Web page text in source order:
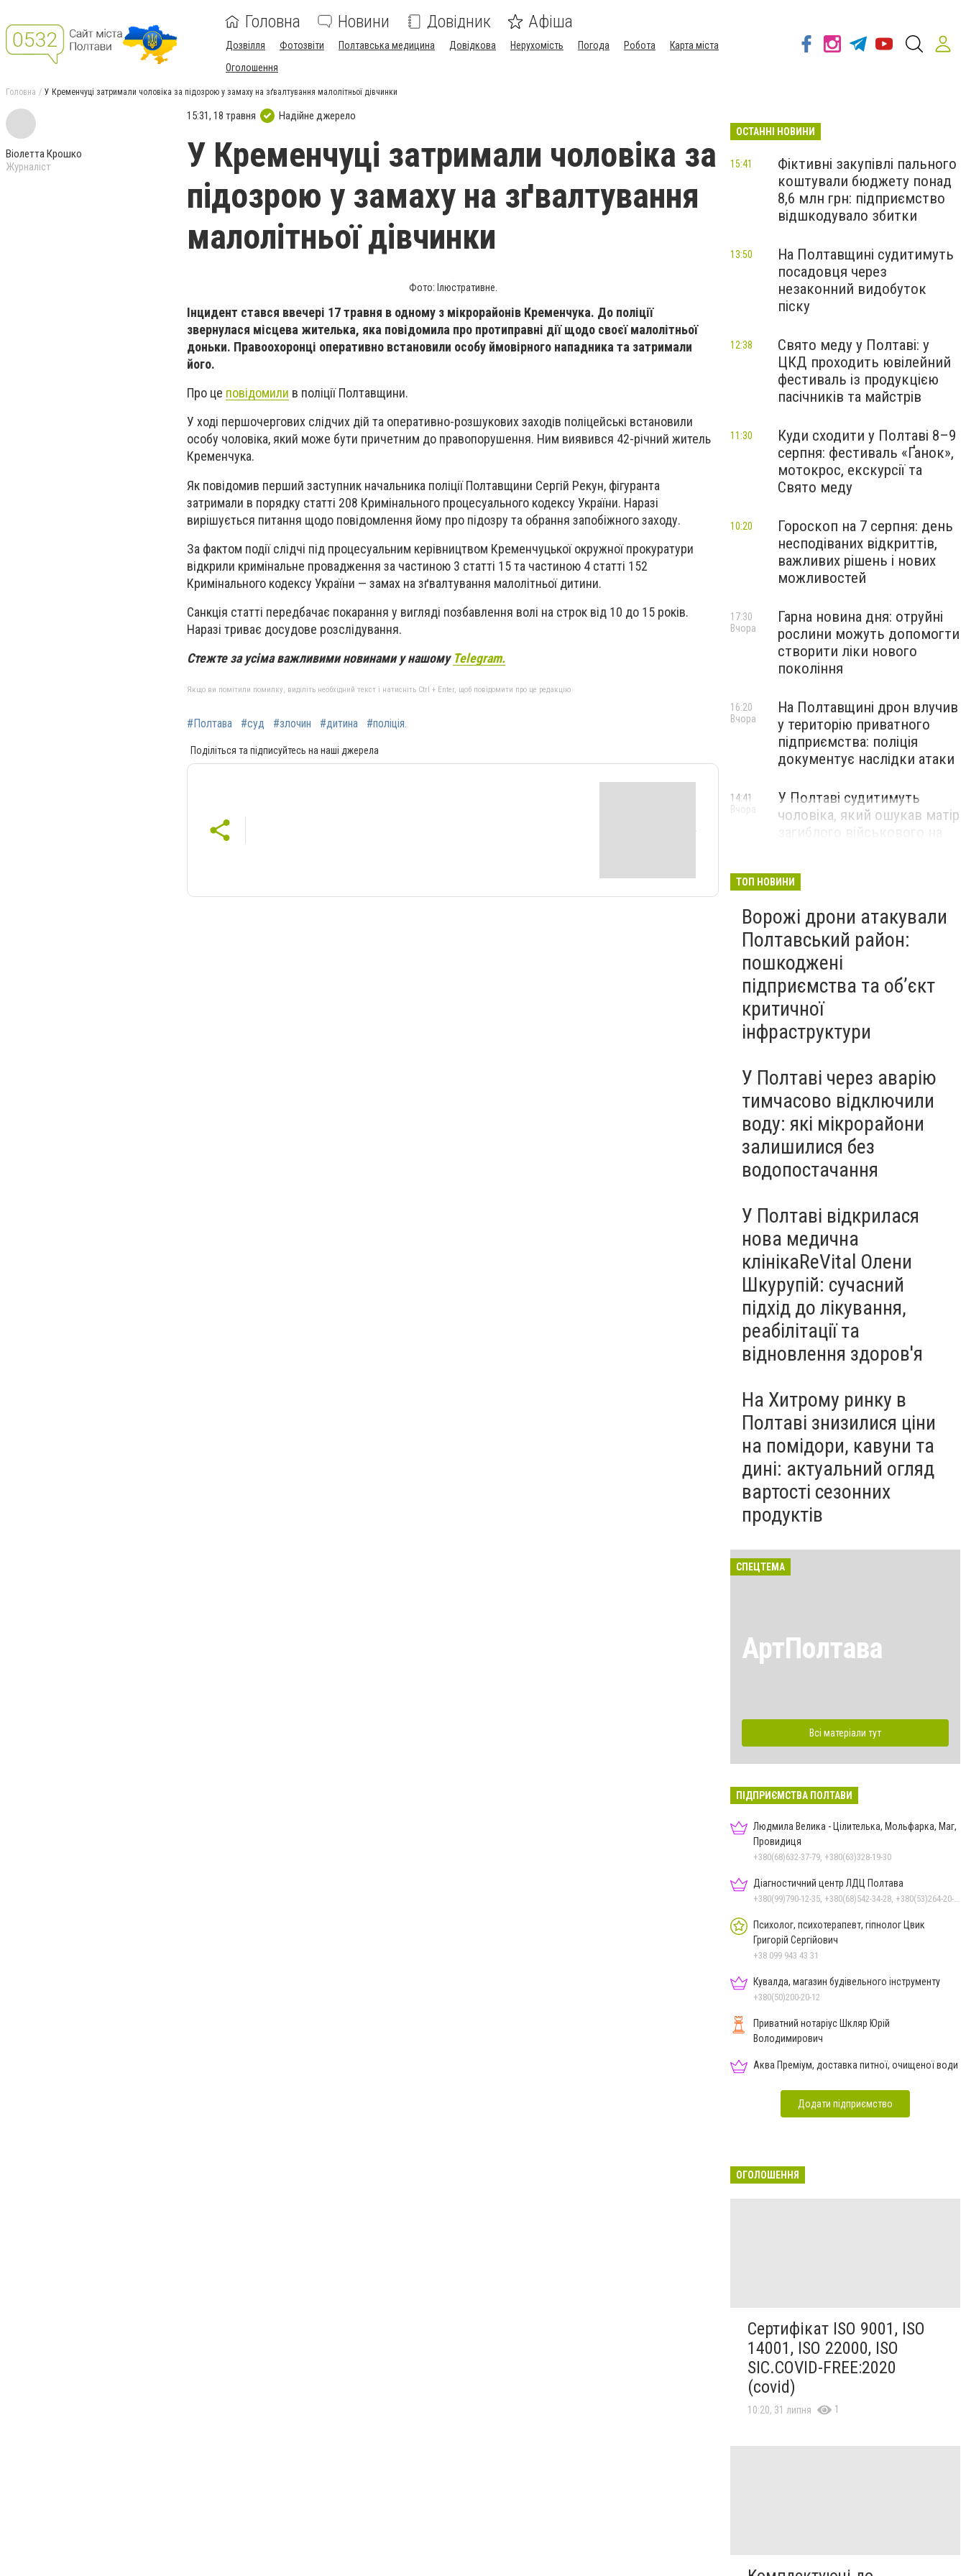
Головна Новини Довідник Афіша
Дозвілля Фотозвіти Полтавська медицина Довідкова Нерухомість Погода Робота
Карта міста
Оголошення
Головна У Кременчуці затримали чоловіка за підозрою у замаху на зґвалтування малолітньої дівчинки
Віолетта Крошко
Журналіст
15:31, 18 травня Надійне джерело
У Кременчуці затримали чоловіка за
підозрою у замаху на зґвалтування
малолітньої дівчинки
Фото: Ілюстративне.
Інцидент стався ввечері 17 травня в одному з мікрорайонів Кременчука. До поліції
звернулася місцева жителька, яка повідомила про протиправні дії щодо своєї малолітньої
доньки. Правоохоронці оперативно встановили особу ймовірного нападника та затримали
його.
Про це повідомили в поліції Полтавщини.
У ході першочергових слідчих дій та оперативно-розшукових заходів поліцейські встановили
особу чоловіка, який може бути причетним до правопорушення. Ним виявився 42-річний житель
Кременчука.
Як повідомив перший заступник начальника поліції Полтавщини Сергій Рекун, фігуранта
затримали в порядку статті 208 Кримінального процесуального кодексу України. Наразі
вирішується питання щодо повідомлення йому про підозру та обрання запобіжного заходу.
За фактом події слідчі під процесуальним керівництвом Кременчуцької окружної прокуратури
відкрили кримінальне провадження за частиною 3 статті 15 та частиною 4 статті 152
Кримінального кодексу України — замах на зґвалтування малолітньої дитини.
Санкція статті передбачає покарання у вигляді позбавлення волі на строк від 10 до 15 років.
Наразі триває досудове розслідування.
Стежте за усіма важливими новинами у нашому Telegram.
Якщо ви помітили помилку, виділіть необхідний текст і натисніть Ctrl + Enter, щоб повідомити про це редакцію
#Полтава #суд #злочин #дитина #поліція.
Поділіться та підписуйтесь на наші джерела
ОСТАННІ НОВИНИ
Фіктивні закупівлі пального
коштували бюджету понад
8,6 млн грн: підприємство
відшкодувало збитки
15:41
На Полтавщині судитимуть
посадовця через
незаконний видобуток
піску
13:50
Свято меду у Полтаві: у
ЦКД проходить ювілейний
фестиваль із продукцією
пасічників та майстрів
12:38
Куди сходити у Полтаві 8–9
серпня: фестиваль «Ґанок»,
мотокрос, екскурсії та
Свято меду
11:30
Гороскоп на 7 серпня: день
несподіваних відкриттів,
важливих рішень і нових
можливостей
10:20
Гарна новина дня: отруйні
рослини можуть допомогти
створити ліки нового
покоління
17:30
Вчора
На Полтавщині дрон влучив
у територію приватного
підприємства: поліція
документує наслідки атаки
16:20
Вчора
У Полтаві судитимуть
чоловіка, який ошукав матір
загиблого військового на
14:41
Вчора
ТОП НОВИНИ
Ворожі дрони атакували
Полтавський район:
пошкоджені
підприємства та об’єкт
критичної
інфраструктури
У Полтаві через аварію
тимчасово відключили
воду: які мікрорайони
залишилися без
водопостачання
У Полтаві відкрилася
нова медична
клінікаReVital Олени
Шкурупій: сучасний
підхід до лікування,
реабілітації та
відновлення здоров'я
На Хитрому ринку в
Полтаві знизилися ціни
на помідори, кавуни та
дині: актуальний огляд
вартості сезонних
продуктів
СПЕЦТЕМА
АртПолтава
Всі матеріали тут
ПІДПРИЄМСТВА ПОЛТАВИ
Людмила Велика - Цілителька, Мольфарка, Маг,
Провидиця
+380(68)632-37-79, +380(63)328-19-30
Діагностичний центр ЛДЦ Полтава
Психолог, психотерапевт, гіпнолог Цвик
Григорій Сергійович
+38 099 943 43 31
Кувалда, магазин будівельного інструменту
+380(50)200-20-12
Приватний нотаріус Шкляр Юрій
Володимирович
Аква Преміум, доставка питної, очищеної води
Додати підприємство
ОГОЛОШЕННЯ
Сертифікат ISO 9001, ISO
14001, ISO 22000, ISO
SIC.COVID-FREE:2020
(covid)
10:20, 31 липня 1